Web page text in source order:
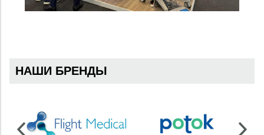
НАШИ БРЕНДЫ